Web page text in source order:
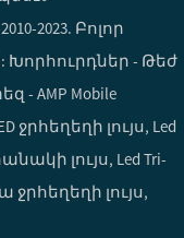
2023. Բոլոր
Խորհուրդներ - Թեժ
- AMP Mobile
ջրհեղեղի լույս, Led
լույս, Led Tri-
ջրհեղեղի լույս,